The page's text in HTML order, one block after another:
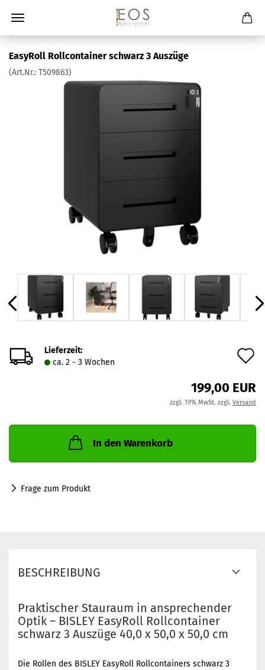
EasyRoll Rollcontainer schwarz 3 Auszüge
(Art.Nr.: T509863)
Lieferzeit:
ca. 2 - 3 Wochen
199,00 EUR
zzgl. 19% MwSt. zzgl. Versand
In den Warenkorb
Frage zum Produkt
BESCHREIBUNG
Praktischer Stauraum in ansprechender
Optik – BISLEY EasyRoll Rollcontainer
schwarz 3 Auszüge 40,0 x 50,0 x 50,0 cm
Die Rollen des BISLEY EasyRoll Rollcontainers schwarz 3